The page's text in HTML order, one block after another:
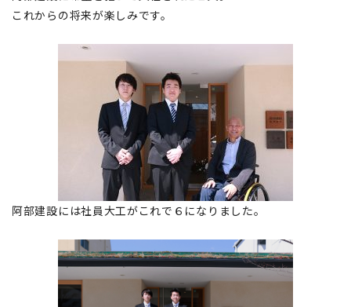
これからの将来が楽しみです。
阿部建設には社員大工がこれで６になりました。